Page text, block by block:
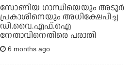
സോണിയ ഗാന്ധിയെയും അടൂർ
പ്രകാശിനെയും അധിക്ഷേപിച്ച
ഡി.വൈ.എഫ്.ഐ
നേതാവിനെതിരെ പരാതി
6 months ago